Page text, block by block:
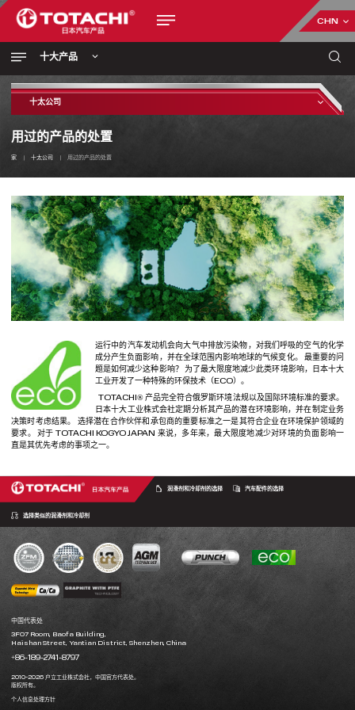
CHN
十大产品
十太公司
用过的产品的处置
家 十太公司 用过的产品的处置
运行中的汽车发动机会向大气中排放污染物，对我们呼吸的空气的化学
成分产生负面影响，并在全球范围内影响地球的气候变化。 最重要的问
题是如何减少这种影响？ 为了最大限度地减少此类环境影响，日本十大
工业开发了一种特殊的环保技术（ECO）。
TOTACHI® 产品完全符合俄罗斯环境法规以及国际环境标准的要求。
日本十大工业株式会社定期分析其产品的潜在环境影响，并在制定业务
决策时考虑结果。 选择潜在合作伙伴和承包商的重要标准之一是其符合企业在环境保护领域的
要求。 对于 TOTACHI KOGYO JAPAN 来说，多年来，最大限度地减少对环境的负面影响一
直是其优先考虑的事项之一。
润滑剂和冷却剂的选择 汽车配件的选择
选择类似的润滑剂和冷却剂
中国代表处
3F07 Room, Baofa Building,
Haishan Street, Yantian District, Shenzhen, China
+86-189-2741-8797
2010-2026 户立工业株式会社，中国官方代表处。
版权所有。
个人信息处理方针